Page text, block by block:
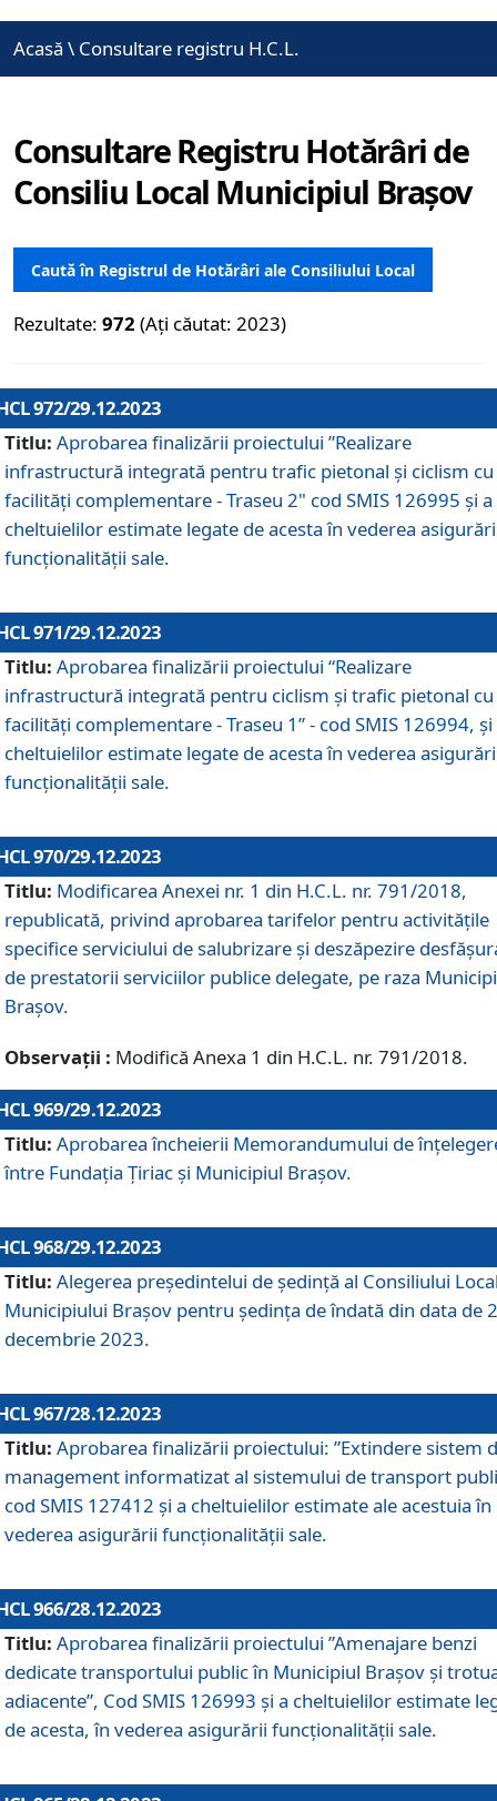
Acasă \ Consultare registru H.C.L.
Consultare Registru Hotărâri de
Consiliu Local Municipiul Brașov
Caută în Registrul de Hotărâri ale Consiliului Local
Rezultate: 972 (Ați căutat: 2023)
972/29.12.2023
Titlu: Aprobarea finalizării proiectului ”Realizare
infrastructură integrată pentru trafic pietonal și ciclism cu
facilități complementare - Traseu 2" cod SMIS 126995 și a
cheltuielilor estimate legate de acesta în vederea
funcționalității sale.
971/29.12.2023
Titlu: Aprobarea finalizării proiectului “Realizare
infrastructură integrată pentru ciclism şi trafic pietonal cu
facilităţi complementare - Traseu 1” - cod SMIS 126994, și
cheltuielilor estimate legate de acesta în vederea
funcționalității sale.
970/29.12.2023
Titlu: Modificarea Anexei nr. 1 din H.C.L. nr. 791/2018,
republicată, privind aprobarea tarifelor pentru activitățile
specifice serviciului de salubrizare și deszăpezire
de prestatorii serviciilor publice delegate, pe raza
Brașov.
Observații : Modifică Anexa 1 din H.C.L. nr. 791/2018.
969/29.12.2023
Titlu: Aprobarea încheierii Memorandumului de
între Fundația Țiriac și Municipiul Brașov.
968/29.12.2023
Titlu: Alegerea preşedintelui de şedinţă al Consiliului
Municipiului Braşov pentru ședința de îndată din data de
decembrie 2023.
967/28.12.2023
Titlu: Aprobarea finalizării proiectului: ”Extindere sistem
management informatizat al sistemului de transport
cod SMIS 127412 și a cheltuielilor estimate ale acestuia în
vederea asigurării funcționalității sale.
966/28.12.2023
Titlu: Aprobarea finalizării proiectului ”Amenajare benzi
dedicate transportului public în Municipiul Brașov şi
adiacente”, Cod SMIS 126993 și a cheltuielilor estimate
de acesta, în vederea asigurării funcționalității sale.